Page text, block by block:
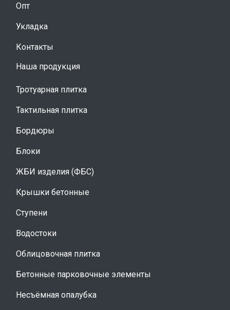
Опт
Укладка
Контакты
Наша продукция
Тротуарная плитка
Тактильная плитка
Бордюры
Блоки
ЖБИ изделия (ФБС)
Крышки бетонные
Ступени
Водостоки
Облицовочная плитка
Бетонные парковочные элементы
Несъёмная опалубка